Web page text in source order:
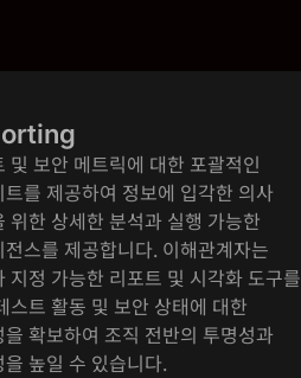
및 보안 메트릭에 대한 포괄적인
트를 제공하여 정보에 입각한 의사
위한 상세한 분석과 실행 가능한
전스를 제공합니다. 이해관계자는
지정 가능한 리포트 및 시각화 도구를
스트 활동 및 보안 상태에 대한
을 확보하여 조직 전반의 투명성과
을 높일 수 있습니다.